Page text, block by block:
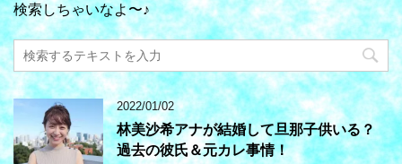
検索しちゃいなよ〜♪
2022/01/02
林美沙希アナが結婚して旦那子供いる？
過去の彼氏＆元カレ事情！